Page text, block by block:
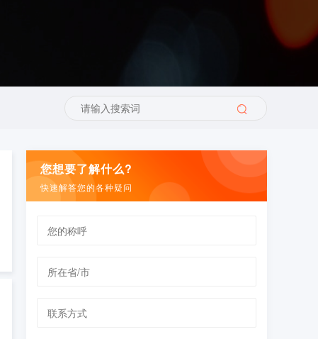
您想要了解什么?
快速解答您的各种疑问